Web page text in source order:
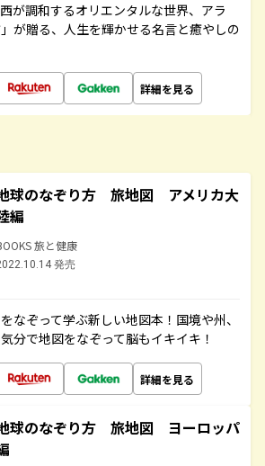
が調和するオリエンタルな世界、アラ
が贈る、人生を輝かせる名言と癒やしの
詳細を見る
球のなぞり方 旅地図 アメリカ大
編
旅と健康
発売
なぞって学ぶ新しい地図本！国境や州、
分で地図をなぞって脳もイキイキ！
詳細を見る
球のなぞり方 旅地図 ヨーロッパ